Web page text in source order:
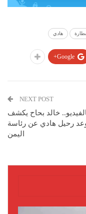
هادي
Google+
NEXT POST
خالد بحاح يكشف
رحيل هادي عن رئاسة
اليمن